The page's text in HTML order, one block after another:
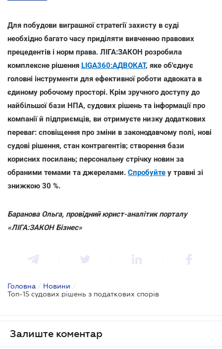
Для побудови виграшної стратегії захисту в суді
необхідно багато часу приділяти вивченню правових
прецедентів і норм права. ЛІГА:ЗАКОН розробила
комплексне рішення LIGA360:АДВОКАТ, яке об'єднує
головні інструменти для ефективної роботи адвоката в
єдиному робочому просторі. Крім зручного доступу до
найбільшої бази НПА, судових рішень та інформації про
компанії й підприємців, ви отримуєте низку додаткових
переваг: сповіщення про зміни в законодавчому полі, нові
судові рішення, стан контрагентів; створення бази
корисних посилань; персональну стрічку новин за
обраними темами та джерелами. Спробуйте у травні зі
знижкою 30 %.
Баранова Ольга, провідний юрист-аналітик порталу
«ЛІГА:ЗАКОН Бізнес»
Головна / Новини /
Топ-15 судових рішень з податкових спорів
Залиште коментар